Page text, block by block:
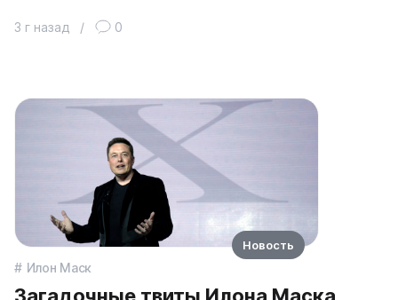
3 г назад / 0
Илон Маск
Новость